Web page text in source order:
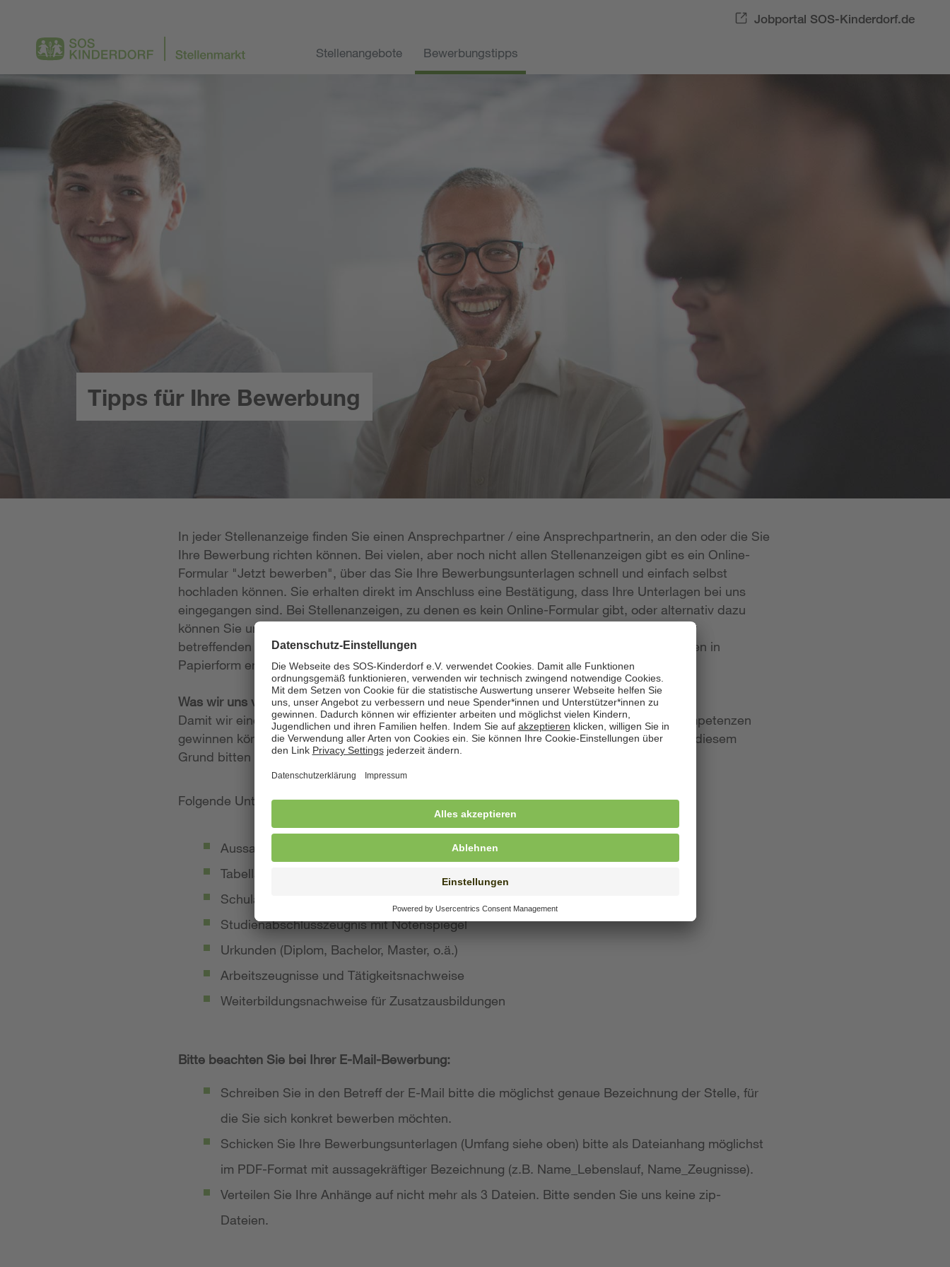
Jobportal SOS-Kinderdorf.de
Stellenangebote Bewerbungstipps
Tipps für Ihre Bewerbung
In jeder Stellenanzeige finden Sie einen Ansprechpartner / eine Ansprechpartnerin, an den oder die Sie
Ihre Bewerbung richten können. Bei vielen, aber noch nicht allen Stellenanzeigen gibt es ein Online-
Formular "Jetzt bewerben", über das Sie Ihre Bewerbungsunterlagen schnell und einfach selbst
hochladen können. Sie erhalten direkt im Anschluss eine Bestätigung, dass Ihre Unterlagen bei uns
eingegangen sind. Bei Stellenanzeigen, zu denen es kein Online-Formular gibt, oder alternativ dazu
können Sie uns Ihre Unterlagen per E-Mail zukommen lassen; die E-Mail-Adresse ist in der
betreffenden Stellenanzeige angegeben. Natürlich nehmen wir weiterhin auch Bewerbungen in
Papierform entgegen.
Was wir uns von Ihrer Bewerbung wünschen
Damit wir einen möglichst konkreten Eindruck von Ihrer Person, Ihren Fähigkeiten und Kompetenzen
gewinnen können, legen wir großen Wert auf aussagekräftige Bewerbungsunterlagen. Aus diesem
Grund bitten wir Sie, von Kurzbewerbungen abzusehen.
Folgende Unterlagen sollte Ihre Bewerbung umfassen:
Aussagekräftiges Anschreiben
Tabellarischer Lebenslauf mit qualifikationsrelevanten Inhalten
Schulabschluss- und Ausbildungszeugnisse mit Notenspiegel
Studienabschlusszeugnis mit Notenspiegel
Urkunden (Diplom, Bachelor, Master, o.ä.)
Arbeitszeugnisse und Tätigkeitsnachweise
Weiterbildungsnachweise für Zusatzausbildungen
Bitte beachten Sie bei Ihrer E-Mail-Bewerbung:
Schreiben Sie in den Betreff der E-Mail bitte die möglichst genaue Bezeichnung der Stelle, für
die Sie sich konkret bewerben möchten.
Schicken Sie Ihre Bewerbungsunterlagen (Umfang siehe oben) bitte als Dateianhang möglichst
im PDF-Format mit aussagekräftiger Bezeichnung (z.B. Name_Lebenslauf, Name_Zeugnisse).
Verteilen Sie Ihre Anhänge auf nicht mehr als 3 Dateien. Bitte senden Sie uns keine zip-
Dateien.